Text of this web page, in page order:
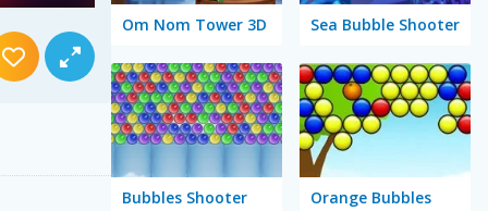
Om Nom Tower 3D Sea Bubble Shooter
Bubbles Shooter Orange Bubbles